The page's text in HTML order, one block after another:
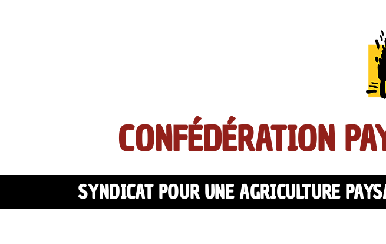
CONFÉDÉRATION
SYNDICAT POUR UNE AGRICULTURE